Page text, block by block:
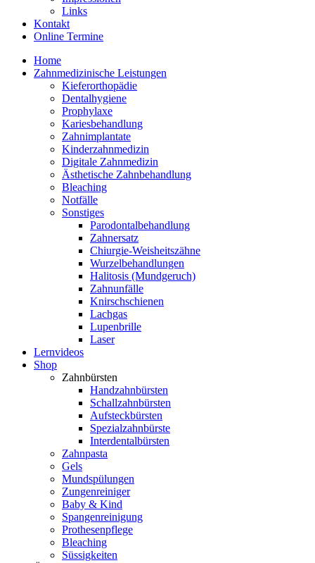
Links
Kontakt
Online Termine
Home
Zahnmedizinische Leistungen
Kieferorthopädie
Dentalhygiene
Prophylaxe
Kariesbehandlung
Zahnimplantate
Kinderzahnmedizin
Digitale Zahnmedizin
Ästhetische Zahnbehandlung
Bleaching
Notfälle
Sonstiges
Parodontalbehandlung
Zahnersatz
Chiurgie-Weisheitszähne
Wurzelbehandlungen
Halitosis (Mundgeruch)
Zahnunfälle
Knirschschienen
Lachgas
Lupenbrille
Laser
Lernvideos
Shop
Zahnbürsten
Handzahnbürsten
Schallzahnbürsten
Aufsteckbürsten
Spezialzahnbürste
Interdentalbürsten
Zahnpasta
Gels
Mundspülungen
Zungenreiniger
Baby & Kind
Spangenreinigung
Prothesenpflege
Bleaching
Süssigkeiten